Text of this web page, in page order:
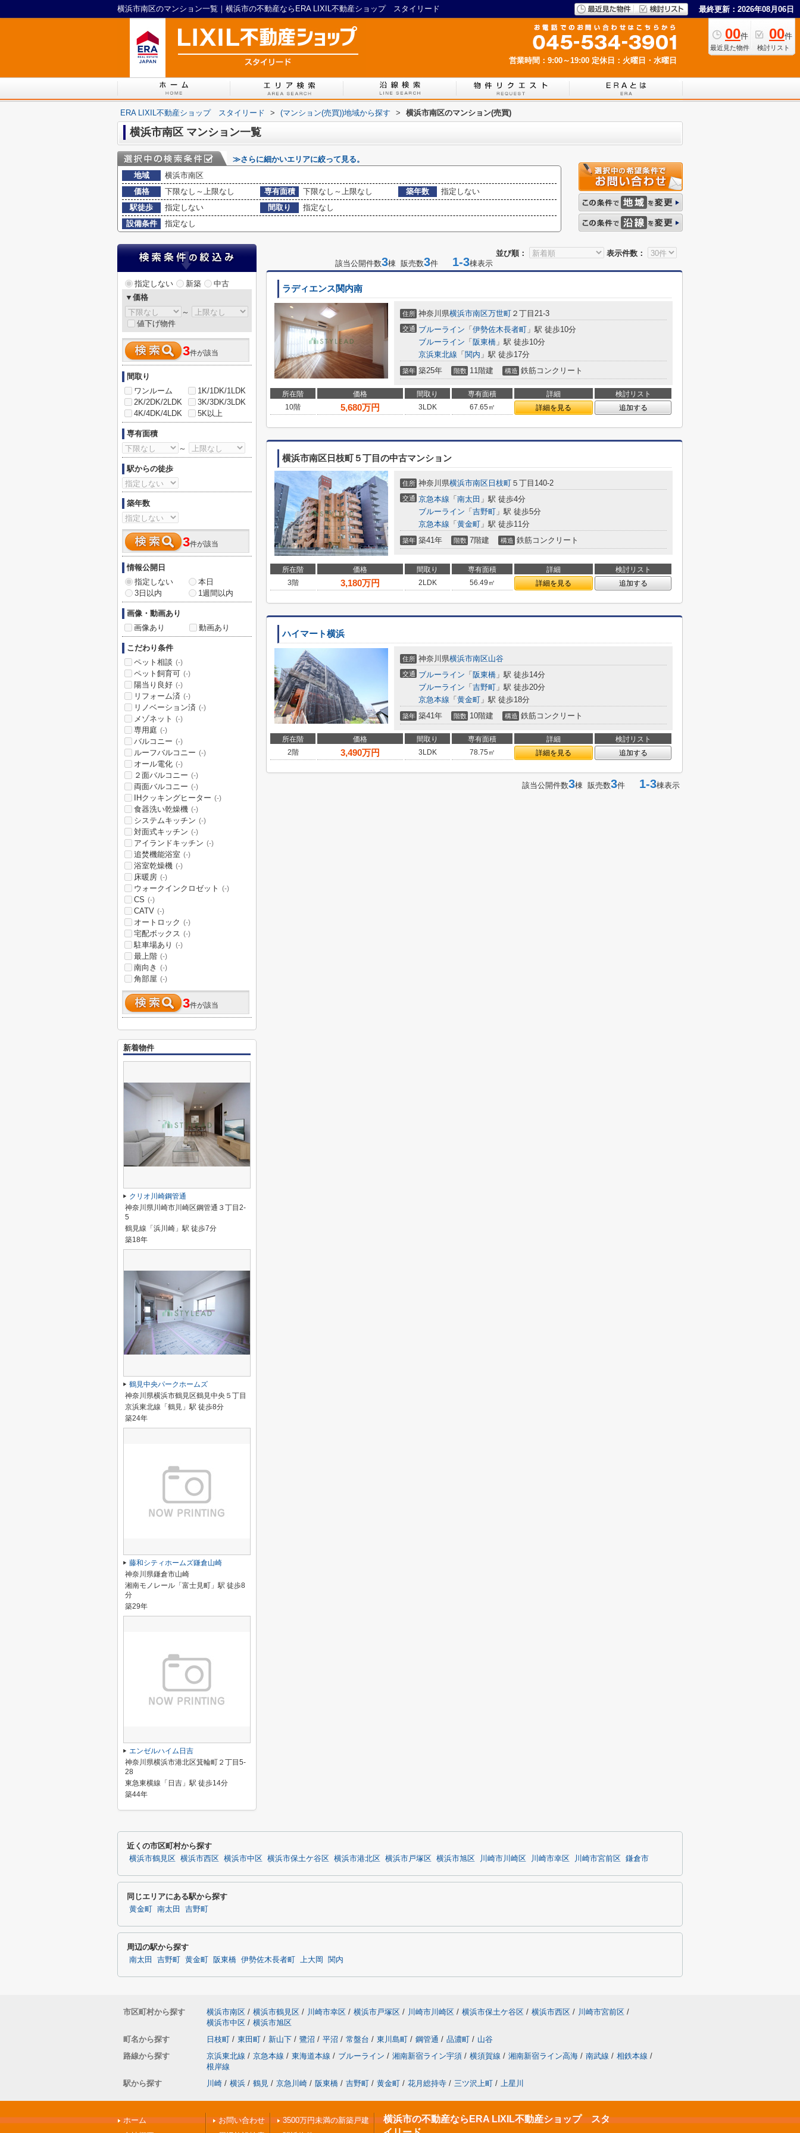
横浜市南区のマンション一覧｜横浜市の不動産ならERA LIXIL不動産ショップ スタイリード 最終更新：2026年08月06日
00件
最近見た物件
00件
検討リスト
営業時間：9:00～19:00 定休日：火曜日・水曜日
ERA LIXIL不動産ショップ スタイリード > (マンション(売買))地域から探す > 横浜市南区のマンション(売買)
横浜市南区 マンション一覧
≫さらに細かいエリアに絞って見る。
地域
横浜市南区
価格
下限なし～上限なし 専有面積 下限なし～上限なし 築年数
指定しない
駅徒歩
指定しない 間取り
指定なし
設備条件
指定なし
並び順：
表示件数：
該当公開件数3棟 販売数3件 1-3棟表示
ラディエンス関内南
住所 神奈川県横浜市南区万世町 ２丁目21-3
交通 ブルーライン 「 伊勢佐木長者町 」駅 徒歩10分
ブルーライン 「 阪東橋 」駅 徒歩10分
京浜東北線 「 関内 」駅 徒歩17分
築年 築25年 階数 11階建 構造 鉄筋コンクリート
所在階 価格 間取り 専有面積 詳細
検討リスト
10階
5,680万円 3LDK 67.65㎡ 詳細を見る 追加する
横浜市南区日枝町５丁目の中古マンション
住所 神奈川県横浜市南区 日枝町 ５丁目140-2
交通 京急本線 「 南太田 」駅 徒歩4分
ブルーライン 「 吉野町 」駅 徒歩5分
京急本線 「 黄金町 」駅 徒歩11分
築年 築41年 階数 7階建 構造 鉄筋コンクリート
所在階 価格 間取り 専有面積 詳細
検討リスト
3階
3,180万円 2LDK 56.49㎡ 詳細を見る 追加する
ハイマート横浜
住所 神奈川県横浜市南区山谷
交通 ブルーライン 「 阪東橋 」駅 徒歩14分
ブルーライン 「 吉野町 」駅 徒歩20分
京急本線 「 黄金町 」駅 徒歩18分
築年 築41年 階数 10階建 構造 鉄筋コンクリート
所在階 価格 間取り 専有面積 詳細
検討リスト
2階
3,490万円 3LDK 78.75㎡ 詳細を見る 追加する
該当公開件数3棟 販売数3件 1-3棟表示
指定しない 新築
中古
▼価格
～
値下げ物件
3件が該当
間取り
ワンルーム
1K/1DK/1LDK
2K/2DK/2LDK
3K/3DK/3LDK
4K/4DK/4LDK
5K以上
専有面積
～
駅からの徒歩
築年数
3件が該当
情報公開日
指定しない
本日
3日以内
1週間以内
画像・動画あり
画像あり
動画あり
こだわり条件
ペット相談 (-)
ペット飼育可 (-)
陽当り良好 (-)
リフォーム済 (-)
リノベーション済 (-)
メゾネット (-)
専用庭 (-)
バルコニー (-)
ルーフバルコニー (-)
オール電化 (-)
２面バルコニー (-)
両面バルコニー (-)
IHクッキングヒーター (-)
食器洗い乾燥機 (-)
システムキッチン (-)
対面式キッチン (-)
アイランドキッチン (-)
追焚機能浴室 (-)
浴室乾燥機 (-)
床暖房 (-)
ウォークインクロゼット (-)
CS (-)
CATV (-)
オートロック (-)
宅配ボックス (-)
駐車場あり (-)
最上階 (-)
南向き (-)
角部屋 (-)
3件が該当
新着物件
クリオ川崎鋼管通
神奈川県川崎市川崎区鋼管通３丁目2-
5
鶴見線「浜川崎」駅 徒歩7分
築18年
鶴見中央パークホームズ
神奈川県横浜市鶴見区鶴見中央５丁目
京浜東北線「鶴見」駅 徒歩8分
築24年
藤和シティホームズ鎌倉山崎
神奈川県鎌倉市山崎
湘南モノレール「富士見町」駅 徒歩8
分
築29年
エンゼルハイム日吉
神奈川県横浜市港北区箕輪町２丁目5-
28
東急東横線「日吉」駅 徒歩14分
築44年
近くの市区町村から探す
横浜市鶴見区 横浜市西区 横浜市中区 横浜市保土ケ谷区 横浜市港北区 横浜市戸塚区 横浜市旭区 川崎市川崎区 川崎市幸区 川崎市宮前区 鎌倉市
同じエリアにある駅から探す
黄金町 南太田 吉野町
周辺の駅から探す
南太田 吉野町 黄金町 阪東橋 伊勢佐木長者町 上大岡 関内
市区町村から探す 横浜市南区 / 横浜市鶴見区 / 川崎市幸区 / 横浜市戸塚区 / 川崎市川崎区 / 横浜市保土ケ谷区 / 横浜市西区 / 川崎市宮前区 /
横浜市中区 / 横浜市旭区
町名から探す
日枝町 / 東田町 / 新山下 / 鷺沼 / 平沼 / 常盤台 / 東川島町 / 鋼管通 / 品濃町 / 山谷
路線から探す
京浜東北線 / 京急本線 / 東海道本線 / ブルーライン / 湘南新宿ライン宇須 / 横須賀線 / 湘南新宿ライン高海 / 南武線 / 相鉄本線 /
根岸線
駅から探す
川崎 / 横浜 / 鶴見 / 京急川崎 / 阪東橋 / 吉野町 / 黄金町 / 花月総持寺 / 三ツ沢上町 / 上星川
ホーム
お問い合わせ
3500万円未満の新築戸建
横浜市の不動産ならERA LIXIL不動産ショップ スタ